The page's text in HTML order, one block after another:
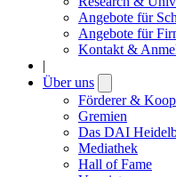
Angebote für
Angebote für
Kontakt &
|
Über uns
submenu
Förderer &
Gremien
Das DAI
Mediathek
Hall of Fame